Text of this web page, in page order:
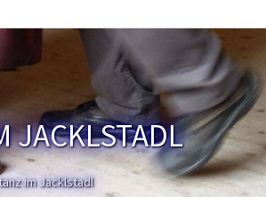
JACKLSTADL
im Jacklstadl